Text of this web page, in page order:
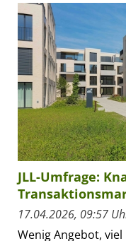
JLL-Umfrage:
17.04.2026, 09:57
Wenig Angebot,